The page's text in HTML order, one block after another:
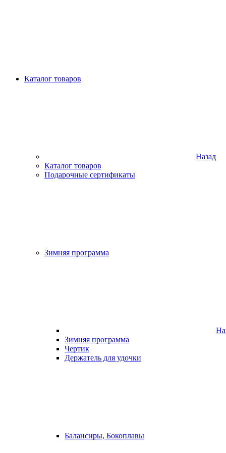
Каталог товаров
Назад
Каталог товаров
Подарочные сертификаты
Зимняя программа
Зимняя программа
Чертик
Держатель для удочки
Балансиры, Бокоплавы